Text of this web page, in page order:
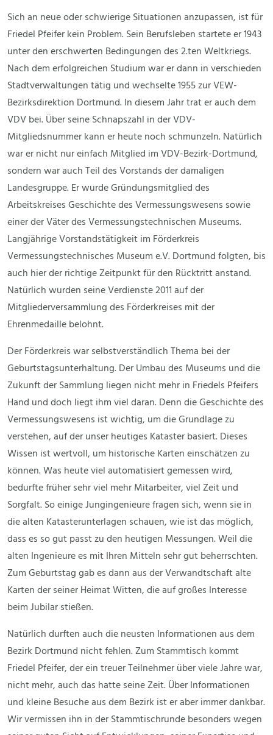
Sich an neue oder schwierige Situationen anzupassen, ist für
Friedel Pfeifer kein Problem. Sein Berufsleben startete er 1943
unter den erschwerten Bedingungen des 2.ten Weltkriegs.
Nach dem erfolgreichen Studium war er dann in verschieden
Stadtverwaltungen tätig und wechselte 1955 zur VEW-
Bezirksdirektion Dortmund. In diesem Jahr trat er auch dem
VDV bei. Über seine Schnapszahl in der VDV-
Mitgliedsnummer kann er heute noch schmunzeln. Natürlich
war er nicht nur einfach Mitglied im VDV-Bezirk-Dortmund,
sondern war auch Teil des Vorstands der damaligen
Landesgruppe. Er wurde Gründungsmitglied des
Arbeitskreises Geschichte des Vermessungswesens sowie
einer der Väter des Vermessungstechnischen Museums.
Langjährige Vorstandstätigkeit im Förderkreis
Vermessungstechnisches Museum e.V. Dortmund folgten, bis
auch hier der richtige Zeitpunkt für den Rücktritt anstand.
Natürlich wurden seine Verdienste 2011 auf der
Mitgliederversammlung des Förderkreises mit der
Ehrenmedaille belohnt.
Der Förderkreis war selbstverständlich Thema bei der
Geburtstagsunterhaltung. Der Umbau des Museums und die
Zukunft der Sammlung liegen nicht mehr in Friedels Pfeifers
Hand und doch liegt ihm viel daran. Denn die Geschichte des
Vermessungswesens ist wichtig, um die Grundlage zu
verstehen, auf der unser heutiges Kataster basiert. Dieses
Wissen ist wertvoll, um historische Karten einschätzen zu
können. Was heute viel automatisiert gemessen wird,
bedurfte früher sehr viel mehr Mitarbeiter, viel Zeit und
Sorgfalt. So einige Jungingenieure fragen sich, wenn sie in
die alten Katasterunterlagen schauen, wie ist das möglich,
dass es so gut passt zu den heutigen Messungen. Weil die
alten Ingenieure es mit Ihren Mitteln sehr gut beherrschten.
Zum Geburtstag gab es dann aus der Verwandtschaft alte
Karten der seiner Heimat Witten, die auf großes Interesse
beim Jubilar stießen.
Natürlich durften auch die neusten Informationen aus dem
Bezirk Dortmund nicht fehlen. Zum Stammtisch kommt
Friedel Pfeifer, der ein treuer Teilnehmer über viele Jahre war,
nicht mehr, auch das hatte seine Zeit. Über Informationen
und kleine Besuche aus dem Bezirk ist er aber immer dankbar.
Wir vermissen ihn in der Stammtischrunde besonders wegen